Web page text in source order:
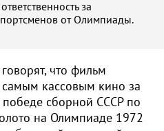
за
от Олимпиады.
что фильм
кассовым кино за
победе сборной СССР по
на Олимпиаде 1972